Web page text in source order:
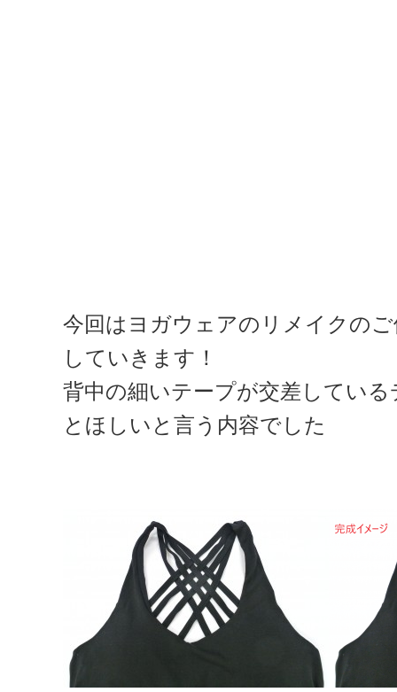
今回はヨガウェアのリメイクの
していきます！
背中の細いテープが交差してい
とほしいと言う内容でした